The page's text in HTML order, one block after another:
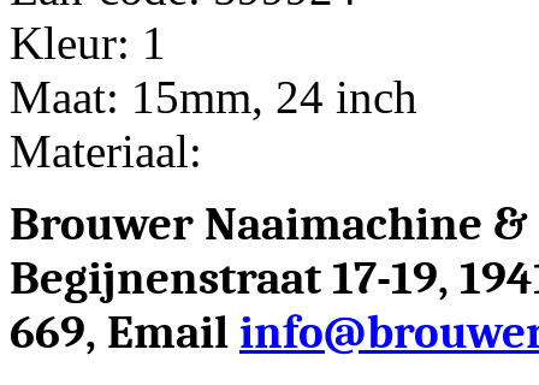
Kleur: 1
Maat: 15mm, 24 inch
Materiaal:
Brouwer Naaimachine
Begijnenstraat 17-19,
669, Email